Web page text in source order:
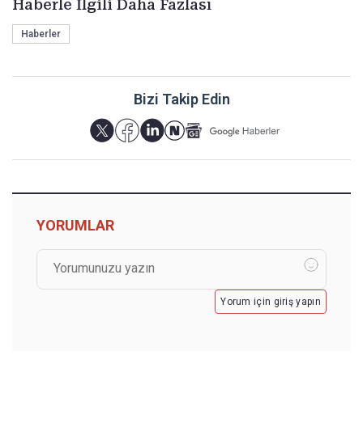
Haberle İlgili Daha Fazlası
Haberler
Bizi Takip Edin
YORUMLAR
Yorum için giriş yapın